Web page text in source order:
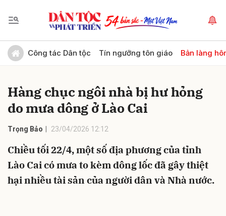
Công tác Dân tộc Tín ngưỡng tôn giáo Bản làng
Hàng chục ngôi nhà bị hư hỏng
do mưa dông ở Lào Cai
Trọng Bảo 23/04/2026 12:12
Chiều tối 22/4, một số địa phương của tỉnh
Lào Cai có mưa to kèm dông lốc đã gây thiệt
hại nhiều tài sản của người dân và Nhà nước.
Gửi bình luận
Hủy Gửi